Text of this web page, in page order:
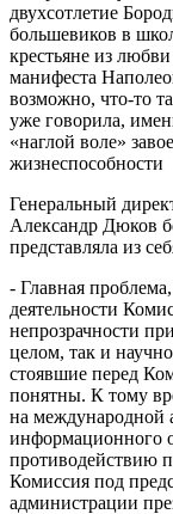
двухсотлетие
большевиков в
крестьяне из
манифеста
возможно, что-то
уже говорила,
«наглой воле»
жизнеспособности
Генеральный
Александр Дюков
представляла из
- Главная
деятельности
непрозрачности
целом, так и
стоявшие перед
понятны. К тому
на международной
информационного
противодействию
Комиссия под
администрации